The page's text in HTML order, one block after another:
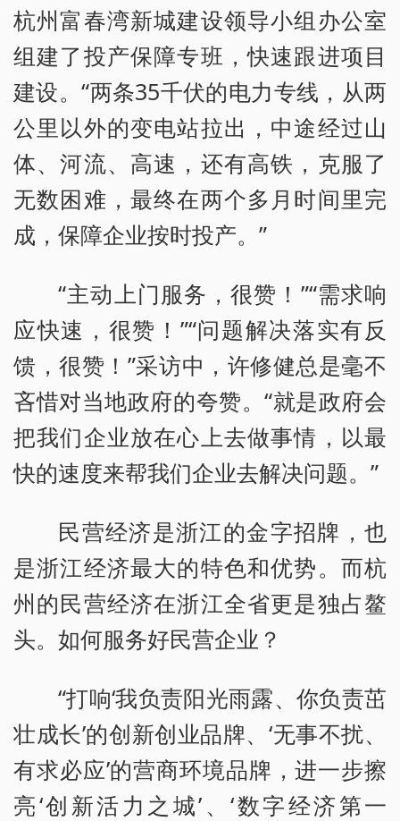
杭州富春湾新城建设领导小组办公室
组建了投产保障专班，快速跟进项目
建设。“两条35千伏的电力专线，从两
公里以外的变电站拉出，中途经过山
体、河流、高速，还有高铁，克服了
无数困难，最终在两个多月时间里完
成，保障企业按时投产。”
“主动上门服务，很赞！”“需求响
应快速，很赞！”“问题解决落实有反
馈，很赞！”采访中，许修健总是毫不
吝惜对当地政府的夸赞。“就是政府会
把我们企业放在心上去做事情，以最
快的速度来帮我们企业去解决问题。”
民营经济是浙江的金字招牌，也
是浙江经济最大的特色和优势。而杭
州的民营经济在浙江全省更是独占鳌
头。如何服务好民营企业？
“打响‘我负责阳光雨露、你负责茁
壮成长’的创新创业品牌、‘无事不扰、
有求必应’的营商环境品牌，进一步擦
亮‘创新活力之城’、‘数字经济第一